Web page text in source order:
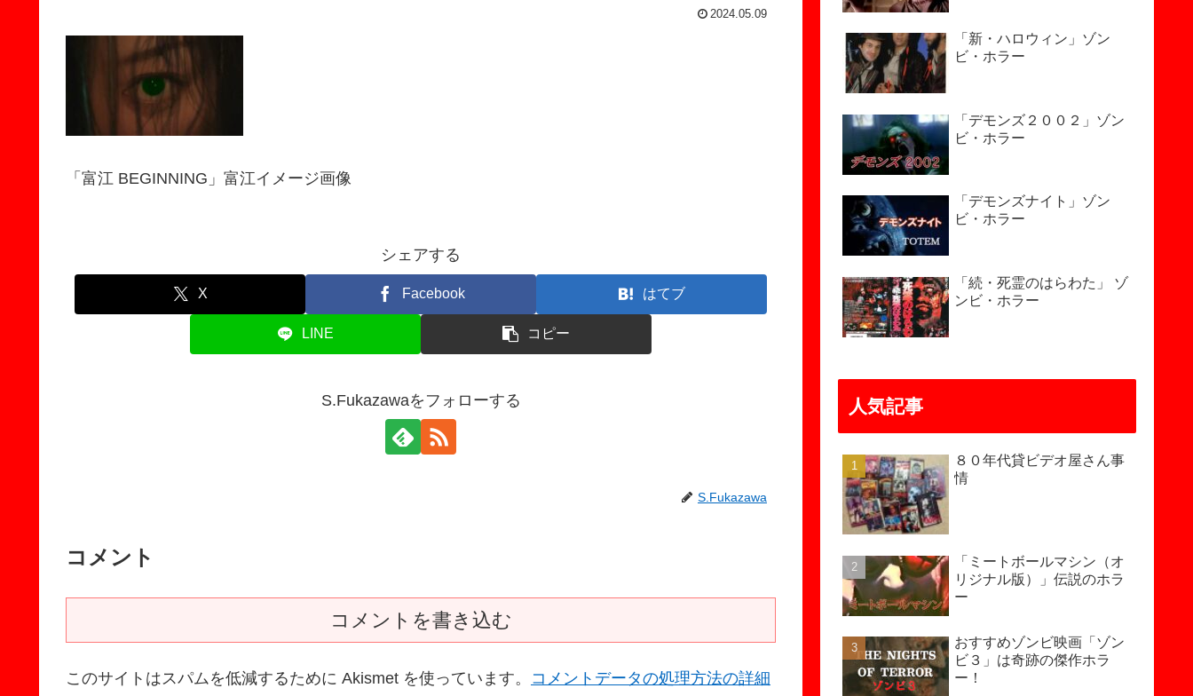
2024.05.09
「富江 BEGINNING」富江イメージ画像
シェアする
X Facebook はてブ
LINE コピー
S.Fukazawaをフォローする
S.Fukazawa
コメント
コメントを書き込む
このサイトはスパムを低減するために Akismet を使っています。 コメントデータの処理方法の詳細
「新・ハロウィン」ゾン
ビ・ホラー
「デモンズ２００２」ゾン
ビ・ホラー
「デモンズナイト」ゾン
ビ・ホラー
「続・死霊のはらわた」 ゾ
ンビ・ホラー
人気記事
８０年代貸ビデオ屋さん事
情
「ミートボールマシン（オ
リジナル版）」伝説のホラ
ー
おすすめゾンビ映画「ゾン
ビ３」は奇跡の傑作ホラ
ー！